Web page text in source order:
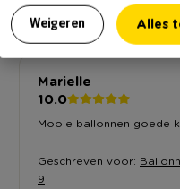
Weigeren Alles
Op
Marielle
10.0
Mooie ballonnen goede
Geschreven voor:
9